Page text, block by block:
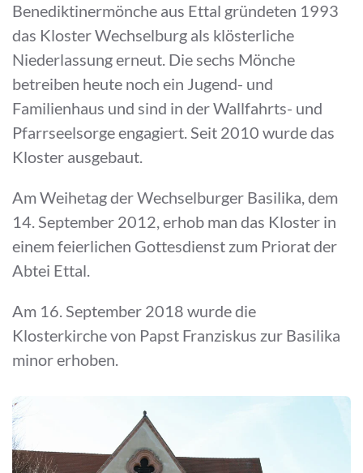
Benediktinermönche aus Ettal gründeten 1993
das Kloster Wechselburg als klösterliche
Niederlassung erneut. Die sechs Mönche
betreiben heute noch ein Jugend- und
Familienhaus und sind in der Wallfahrts- und
Pfarrseelsorge engagiert. Seit 2010 wurde das
Kloster ausgebaut.
Am Weihetag der Wechselburger Basilika, dem
14. September 2012, erhob man das Kloster in
einem feierlichen Gottesdienst zum Priorat der
Abtei Ettal.
Am 16. September 2018 wurde die
Klosterkirche von Papst Franziskus zur Basilika
minor erhoben.